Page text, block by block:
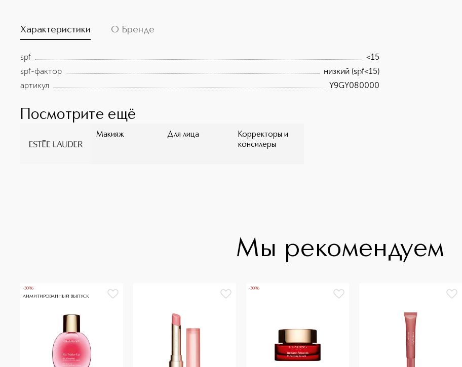
Характеристики О Бренде
spf
<15
spf-фактор
низкий (spf<15)
артикул
Y9GY080000
Посмотрите ещё
Макияж Для лица
Корректоры и
консилеры
Мы рекомендуем
-30%
ЛИМИТИРОВАННЫЙ ВЫПУСК
-30%